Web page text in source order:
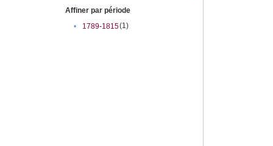
Affiner par période
•
1789-1815(1)